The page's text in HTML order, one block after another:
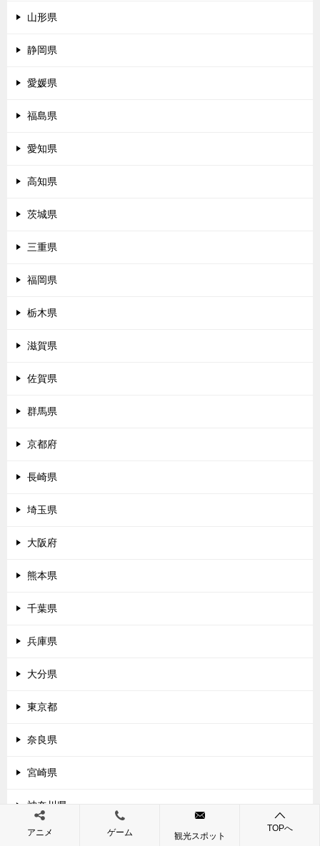
山形県
静岡県
愛媛県
福島県
愛知県
高知県
茨城県
三重県
福岡県
栃木県
滋賀県
佐賀県
群馬県
京都府
長崎県
埼玉県
大阪府
熊本県
千葉県
兵庫県
大分県
東京都
奈良県
宮崎県
神奈川県
和歌山県
アニメ ゲーム 観光スポット
TOPへ